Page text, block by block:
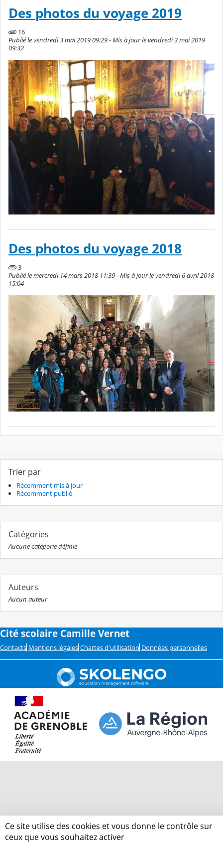
Des photos du voyage 2019
16
Publié le vendredi 3 mai 2019 09:29 - Mis à jour le vendredi 3 mai 2019
09:32
Des photos du voyage 2018
3
Publié le mercredi 14 mars 2018 11:39 - Mis à jour le vendredi 6 avril 2018
15:04
Trier par
Récemment mis à jour
Récemment publié
Catégories
Aucune catégorie définie
Auteurs
Aucun auteur
Cité scolaire Camille Vernet
Contacts Mentions légales Chartes d'utilisation Données personnelles
Ce site utilise des cookies et vous donne le contrôle sur
ceux que vous souhaitez activer